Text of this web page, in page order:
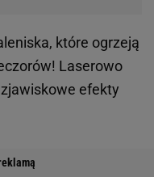
które ogrzeją
Laserowo
efekty